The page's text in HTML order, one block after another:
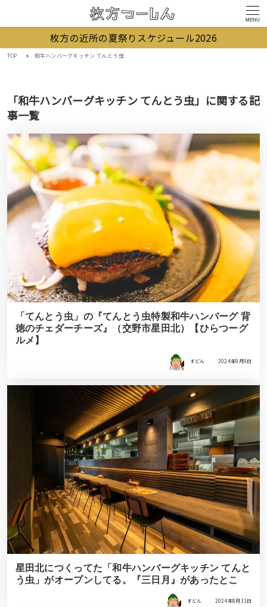
MENU
枚方の近所の夏祭りスケジュール2026
TOP 和牛ハンバーグキッチン てんとう虫
「和牛ハンバーグキッチン てんとう虫」に関する記
事一覧
「てんとう虫」の『てんとう虫特製和牛ハンバーグ 背
徳のチェダーチーズ』（交野市星田北）【ひらつーグ
ルメ】
すどん 2024年9月9日
星田北につくってた「和牛ハンバーグキッチン てんと
う虫」がオープンしてる。『三日月』があったとこ
すどん 2024年8月31日